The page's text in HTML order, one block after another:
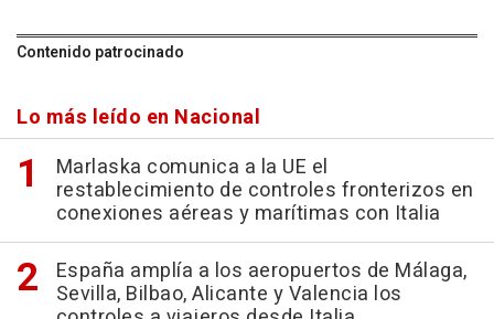
Contenido patrocinado
Lo más leído en Nacional
Marlaska comunica a la UE el
restablecimiento de controles fronterizos en
conexiones aéreas y marítimas con Italia
España amplía a los aeropuertos de Málaga,
Sevilla, Bilbao, Alicante y Valencia los